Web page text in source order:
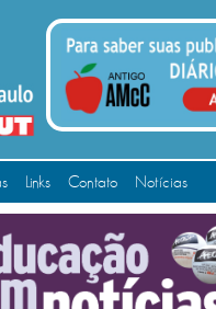
Links Contato Notícias